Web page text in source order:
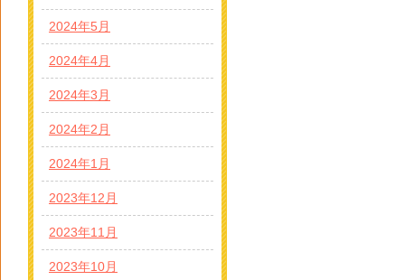
2024年5月
2024年4月
2024年3月
2024年2月
2024年1月
2023年12月
2023年11月
2023年10月